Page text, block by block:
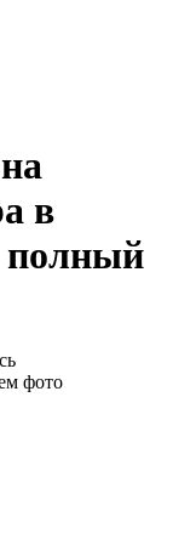
в
полный
фото